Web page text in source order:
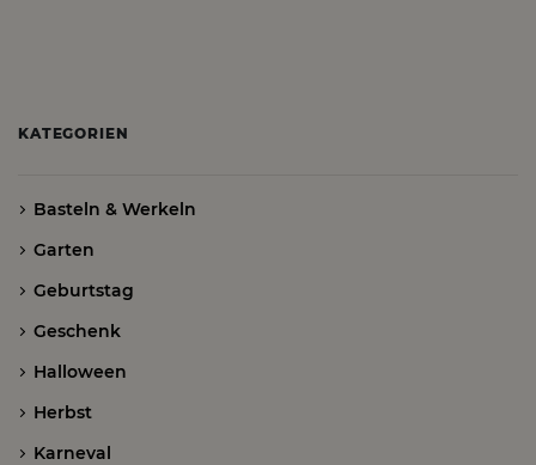
KATEGORIEN
Basteln & Werkeln
Garten
Geburtstag
Geschenk
Halloween
Herbst
Karneval